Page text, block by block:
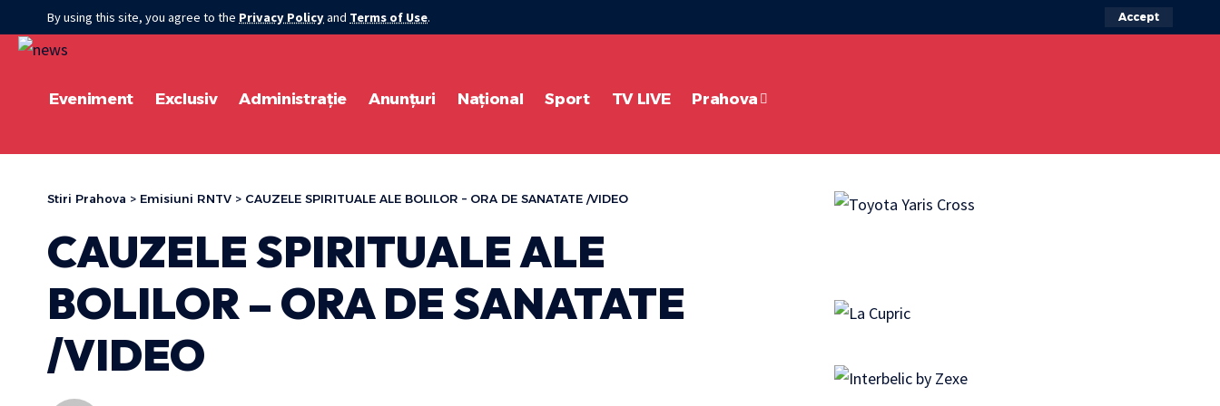
By using this site, you agree to the Privacy Policyand Terms of Use. Accept
Eveniment Exclusiv Administrație Anunțuri Național Sport TV LIVE Prahova
Stiri Prahova > Emisiuni RNTV > CAUZELE SPIRITUALE ALE BOLILOR – ORA DE SANATATE /VIDEO
CAUZELE SPIRITUALE ALE
BOLILOR – ORA DE SANATATE
/VIDEO